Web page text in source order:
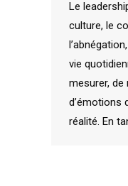
Le
culture, le
vie
mesurer,
d’émotions
réalité. En